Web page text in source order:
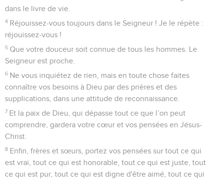
dans le livre de vie.
4 Réjouissez-vous toujours dans le Seigneur ! Je le répète :
réjouissez-vous !
5 Que votre douceur soit connue de tous les hommes. Le
Seigneur est proche.
6 Ne vous inquiétez de rien, mais en toute chose faites
connaître vos besoins à Dieu par des prières et des
supplications, dans une attitude de reconnaissance.
7 Et la paix de Dieu, qui dépasse tout ce que l’on peut
comprendre, gardera votre cœur et vos pensées en Jésus-
Christ.
8 Enfin, frères et sœurs, portez vos pensées sur tout ce qui
est vrai, tout ce qui est honorable, tout ce qui est juste, tout
ce qui est pur, tout ce qui est digne d'être aimé, tout ce qui